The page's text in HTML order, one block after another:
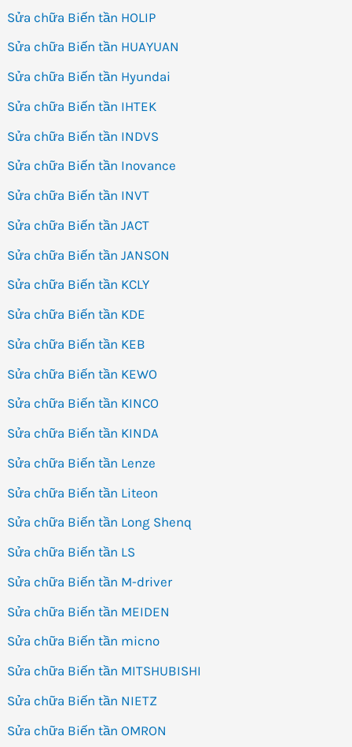
Sửa chữa Biến tần HOLIP
Sửa chữa Biến tần HUAYUAN
Sửa chữa Biến tần Hyundai
Sửa chữa Biến tần IHTEK
Sửa chữa Biến tần INDVS
Sửa chữa Biến tần Inovance
Sửa chữa Biến tần INVT
Sửa chữa Biến tần JACT
Sửa chữa Biến tần JANSON
Sửa chữa Biến tần KCLY
Sửa chữa Biến tần KDE
Sửa chữa Biến tần KEB
Sửa chữa Biến tần KEWO
Sửa chữa Biến tần KINCO
Sửa chữa Biến tần KINDA
Sửa chữa Biến tần Lenze
Sửa chữa Biến tần Liteon
Sửa chữa Biến tần Long Shenq
Sửa chữa Biến tần LS
Sửa chữa Biến tần M-driver
Sửa chữa Biến tần MEIDEN
Sửa chữa Biến tần micno
Sửa chữa Biến tần MITSHUBISHI
Sửa chữa Biến tần NIETZ
Sửa chữa Biến tần OMRON